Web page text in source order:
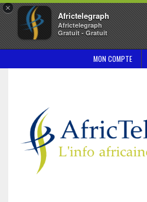
×
Africtelegraph
Africtelegraph
Gratuit - Gratuit
MON COMPTE